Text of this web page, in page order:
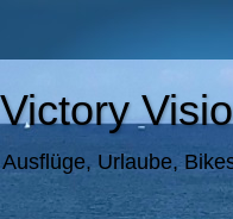
Victory
Ausflüge, Urlaube,